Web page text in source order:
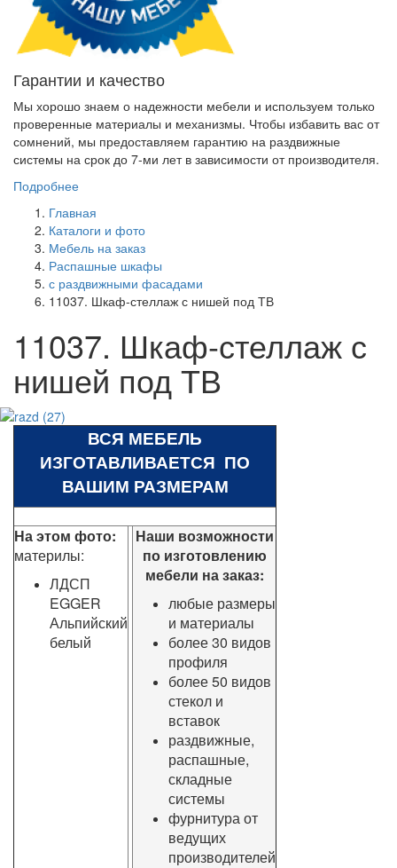
Гарантии и качество
Мы хорошо знаем о надежности мебели и используем только
проверенные материалы и механизмы. Чтобы избавить вас от
сомнений, мы предоставляем гарантию на раздвижные
системы на срок до 7-ми лет в зависимости от производителя.
Подробнее
Главная
Каталоги и фото
Мебель на заказ
Распашные шкафы
с раздвижными фасадами
11037. Шкаф-стеллаж с нишей под ТВ
11037. Шкаф-стеллаж с
нишей под ТВ
ВСЯ МЕБЕЛЬ
ИЗГОТАВЛИВАЕТСЯ ПО
ВАШИМ РАЗМЕРАМ
На этом фото:
материлы:
ЛДСП
EGGER
Альпийский
белый
Наши возможности
по изготовлению
мебели на заказ:
любые размеры
и материалы
более 30 видов
профиля
более 50 видов
стекол и
вставок
раздвижные,
распашные,
складные
системы
фурнитура от
ведущих
производителей